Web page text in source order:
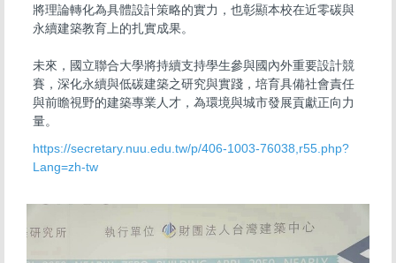
將理論轉化為具體設計策略的實力，也彰顯本校在近零碳與
永續建築教育上的扎實成果。
未來，國立聯合大學將持續支持學生參與國內外重要設計競
賽，深化永續與低碳建築之研究與實踐，培育具備社會責任
與前瞻視野的建築專業人才，為環境與城市發展貢獻正向力
量。
https://secretary.nuu.edu.tw/p/406-1003-76038,r55.php?
Lang=zh-tw